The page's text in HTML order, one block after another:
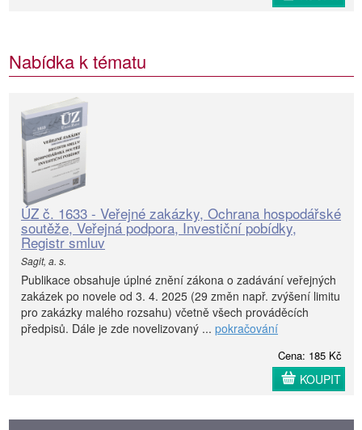
Nabídka k tématu
ÚZ č. 1633 - Veřejné zakázky, Ochrana hospodářské
soutěže, Veřejná podpora, Investiční pobídky,
Registr smluv
Sagit, a. s.
Publikace obsahuje úplné znění zákona o zadávání veřejných
zakázek po novele od 3. 4. 2025 (29 změn např. zvýšení limitu
pro zakázky malého rozsahu) včetně všech prováděcích
předpisů. Dále je zde novelizovaný ... pokračování
Cena: 185 Kč
KOUPIT